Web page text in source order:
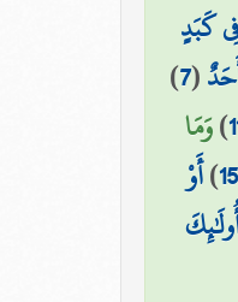
كَبَدٍ
(
7
)
)وَمَا
15
)أَوْ